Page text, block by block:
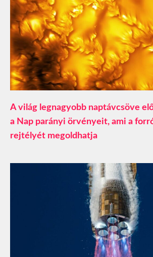
A világ legnagyobb naptávcsöve
a Nap parányi örvényeit, ami a
rejtélyét megoldhatja